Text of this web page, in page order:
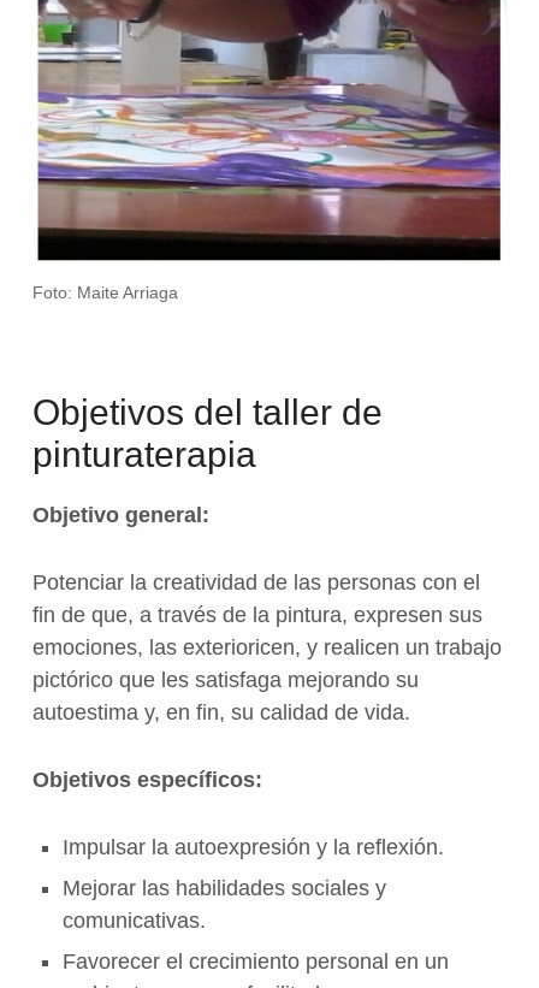
Foto: Maite Arriaga
Objetivos del taller de
pinturaterapia
Objetivo general:
Potenciar la creatividad de las personas con el
fin de que, a través de la pintura, expresen sus
emociones, las exterioricen, y realicen un trabajo
pictórico que les satisfaga mejorando su
autoestima y, en fin, su calidad de vida.
Objetivos específicos:
Impulsar la autoexpresión y la reflexión.
Mejorar las habilidades sociales y
comunicativas.
Favorecer el crecimiento personal en un